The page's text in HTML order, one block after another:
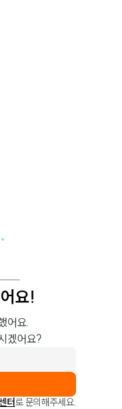
요!
어요.
겠어요?
터로 문의해주세요.